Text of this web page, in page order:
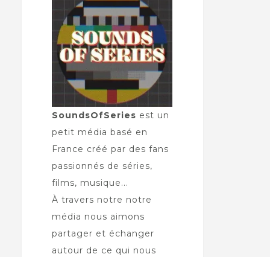
SoundsOfSeries est un
petit média basé en
France créé par des fans
passionnés de séries,
films, musique...
À travers notre notre
média nous aimons
partager et échanger
autour de ce qui nous